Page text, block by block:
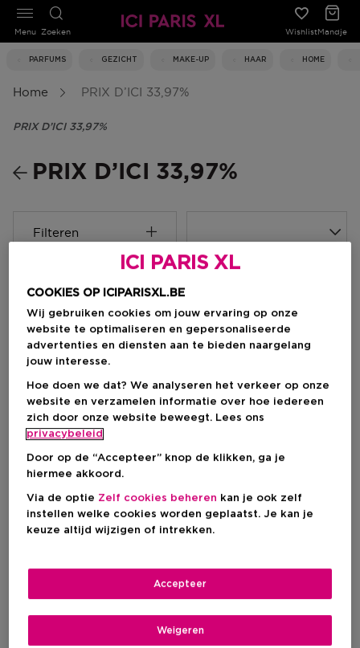
Zoeken WishlistMandje
PARFUMS GEZICHT MAKE-UP HAAR HOME
Menu
Home PRIX D’ICI 33,97%
PRIX D’ICI 33,97%
PRIX D’ICI 33,97%
Filteren
-35%
Bestseller Cadeau
Myslf
Eau De Parfum - Navulbaar
Herenparfum
ICI PARIS XL
COOKIES OP ICIPARISXL.BE
Wij gebruiken cookies om jouw ervaring op onze
website te optimaliseren en gepersonaliseerde
advertenties en diensten aan te bieden naargelang
jouw interesse.
Hoe doen we dat? We analyseren het verkeer op onze
website en verzamelen informatie over hoe iedereen
zich door onze website beweegt. Lees ons
privacybeleid
Door op de “Accepteer” knop de klikken, ga je
hiermee akkoord.
Via de optie Zelf cookies beheren kan je ook zelf
instellen welke cookies worden geplaatst. Je kan je
keuze altijd wijzigen of intrekken.
Weigeren
Accepteer